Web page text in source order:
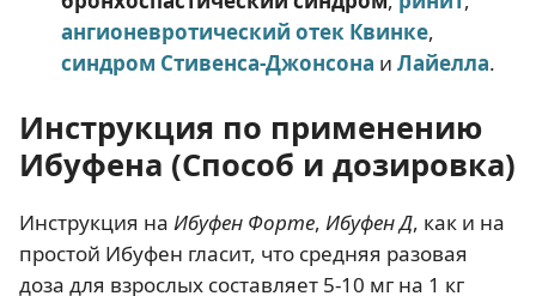
ангионевротический отек Квинке,
синдром Стивенса-Джонсона и Лайелла.
Инструкция по применению
Ибуфена (Способ и дозировка)
Инструкция на Ибуфен Форте, Ибуфен Д, как и на
простой Ибуфен гласит, что средняя разовая
доза для взрослых составляет 5-10 мг на 1 кг